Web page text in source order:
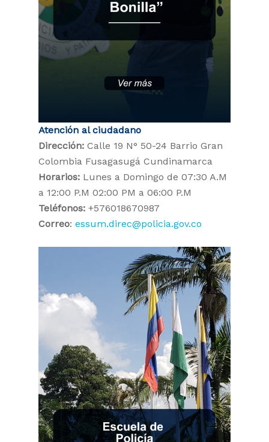
Atención al ciudadano
Dirección: Calle 19 N° 50-24 Barrio Gran
Colombia Fusagasugá Cundinamarca
Horarios: Lunes a Domingo de 07:30 A.M
a 12:00 P.M 02:00 PM a 06:00 P.M
Teléfonos: +576018670987
Correo: essum.direc@policia.gov.co